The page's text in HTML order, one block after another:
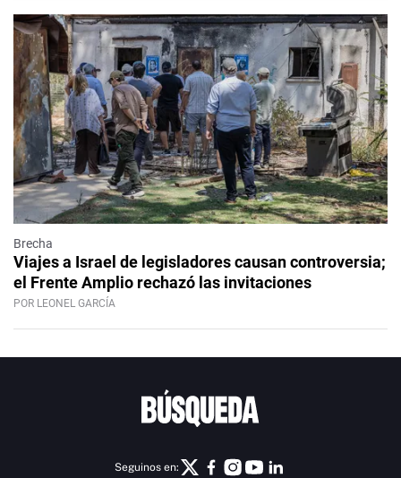
Brecha
Viajes a Israel de legisladores causan controversia;
el Frente Amplio rechazó las invitaciones
POR LEONEL GARCÍA
Seguinos en: